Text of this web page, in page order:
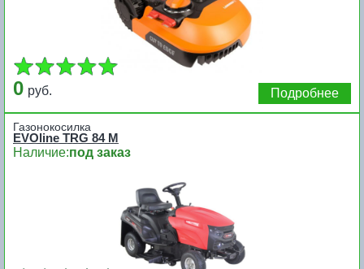
0 руб. Подробнее
Газонокосилка
EVOline TRG 84 M
Наличие:под заказ